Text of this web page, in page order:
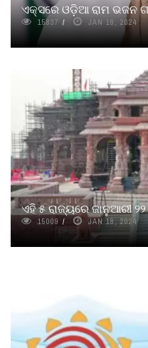
ଏକ୍ସରେ ଓଡ଼ିଆ ରାମ ଭଜନ
15837 JAN 18, 2024
ଏହି ୫ ରାଜ୍ୟରେ ଜାନୁଆରୀ
15009 JAN 18, 2024